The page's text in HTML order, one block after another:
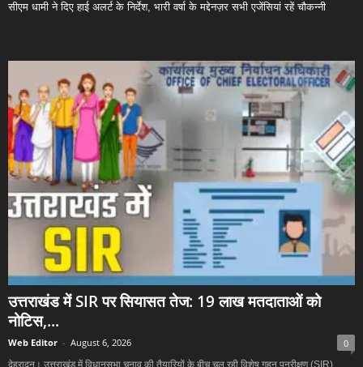
सीएम धामी ने दिए हाई अलर्ट के निर्देश, भारी वर्षा के मद्देनज़र सभी एजेंसियां रहें चौकन्नी
उत्तराखंड में SIR पर सियासत तेज: 19 लाख मतदाताओं को
नोटिस,...
Web Editor - August 6, 2026 0
देहरादून। उत्तराखंड में विधानसभा चुनाव की तैयारियों के बीच चल रही विशेष गहन पुनरीक्षण (SIR)